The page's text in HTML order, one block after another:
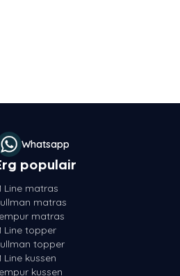
Whatsapp
populair
Line matras
matras
matras
Line topper
topper
Line kussen
kussen